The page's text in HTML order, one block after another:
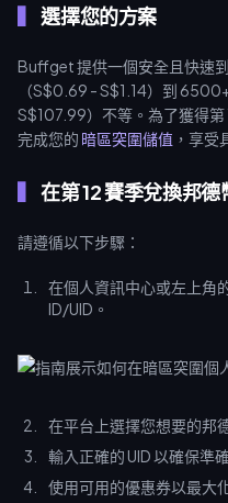
選擇您的方案
Buffget 提供一個安全且快速
（S$0.69 - S$1.14）到
S$107.99）不等。為了獲得
完成您的 暗區突圍儲值 ，享受
在第 12 賽季兌換邦德
請遵循以下步驟：
在個人資訊中心或左上角
ID/UID。
在平台上選擇您想要的邦
輸入正確的 UID 以確保準
使用可用的優惠券以最大